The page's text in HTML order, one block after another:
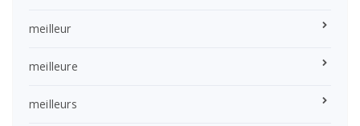
meilleur
meilleure
meilleurs